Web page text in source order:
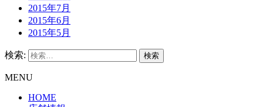
2015年7月
2015年6月
2015年5月
検索:
MENU
HOME